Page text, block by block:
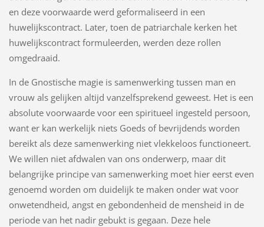
en deze voorwaarde werd geformaliseerd in een
huwelijkscontract. Later, toen de patriarchale kerken het
huwelijkscontract formuleerden, werden deze rollen
omgedraaid.
In de Gnostische magie is samenwerking tussen man en
vrouw als gelijken altijd vanzelfsprekend geweest. Het is een
absolute voorwaarde voor een spiritueel ingesteld persoon,
want er kan werkelijk niets Goeds of bevrijdends worden
bereikt als deze samenwerking niet vlekkeloos functioneert.
We willen niet afdwalen van ons onderwerp, maar dit
belangrijke principe van samenwerking moet hier eerst even
genoemd worden om duidelijk te maken onder wat voor
onwetendheid, angst en gebondenheid de mensheid in de
periode van het nadir gebukt is gegaan. Deze hele